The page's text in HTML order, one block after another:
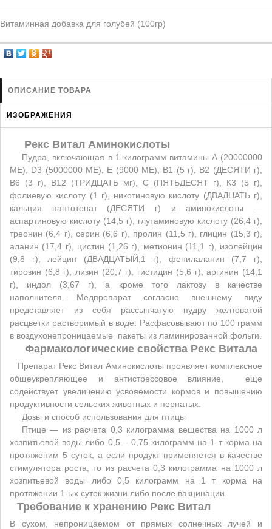
НОВИНКИ ДЛЯ ГОЛУБЕЙ
КОРМА ДЛЯ ПТИЦ
ТОВАРЫ ДЛЯ ПОПУГАЕВ
Витаминная добавка для голубей (100гр)
ОПИСАНИЕ ТОВАРА
ИЗОБРАЖЕНИЯ
Рекс Витал Аминокислоты
Пудра, включающая в 1 килограмм витамины А (20000000
МЕ), D3 (5000000 МЕ), Е (9000 МЕ), B1 (5 г), В2 (ДЕСЯТИ г),
B6 (3 г), В12 (ТРИДЦАТЬ мг), С (ПЯТЬДЕСЯТ г), К3 (5 г),
фолиевую кислоту (1 г), никотиновую кислоту (ДВАДЦАТЬ г),
кальция пантотенат (ДЕСЯТИ г) и аминокислоты —
аспартиновую кислоту (14,5 г), глутаминовую кислоту (26,4 г),
треонин (6,4 г), серин (6,6 г), пролин (11,5 г), глицин (15,3 г),
аланин (17,4 г), цистин (1,26 г), метионин (11,1 г), изолейцин
(9,8 г), лейцин (ДВАДЦАТЫЙ,1 г), фенилаланин (7,7 г),
тирозин (6,8 г), лизин (20,7 г), гистидин (5,6 г), аргинин (14,1
г), индол (3,67 г), а кроме того лактозу в качестве
наполнителя. Медпрепарат согласно внешнему виду
представляет из себя рассыпчатую пудру желтоватой
расцветки растворимый в воде. Расфасовывают по 100 грамм
в воздухонепроницаемые пакеты из ламинированной фольги.
Фармакологические свойства Рекс Витала
Препарат Рекс Витал Аминокислоты проявляет комплексное
общеукрепляющее и антистрессовое влияние, еще
содействует увеличению усвояемости кормов и повышению
продуктивности сельских животных и пернатых.
Дозы и способ использования для птицы
Птице — из расчета 0,3 килограмма вещества на 1000 л
хозпитьевой воды либо 0,5 – 0,75 килограмм на 1 т корма на
протяженим 5 суток, а если продукт применяется в качестве
стимулятора роста, то из расчета 0,3 килограмма на 1000 л
хозпитьевой воды либо 0,5 килограмм на 1 т корма на
протяжении 1-ых суток жизни либо после вакцинации.
Требование к хранению Рекс Витал
В сухом, непроницаемом от прямых солнечных лучей и